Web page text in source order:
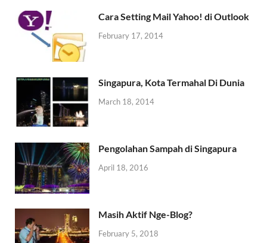
Cara Setting Mail Yahoo! di Outlook
February 17, 2014
Singapura, Kota Termahal Di Dunia
March 18, 2014
Pengolahan Sampah di Singapura
April 18, 2016
Masih Aktif Nge-Blog?
February 5, 2018